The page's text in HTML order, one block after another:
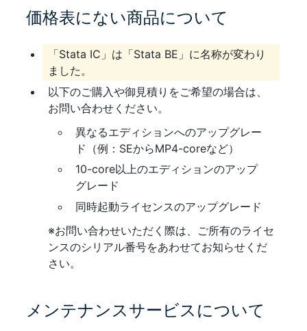
価格表にない商品について
「Stata IC」は「Stata BE」に名称が変わり
ました。
以下のご購入や御見積りをご希望の場合は、
お問い合わせください。
異なるエディションへのアップグレー
ド（例：SEからMP4-coreなど）
10-core以上のエディションのアップ
グレード
同時起動ライセンスのアップグレード
※お問い合わせいただく際は、ご所有のライセ
ンスのシリアル番号をあわせてお知らせくだ
さい。
メンテナンスサービスについて